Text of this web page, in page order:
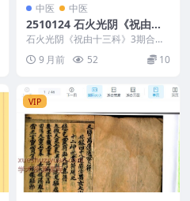
中医 中医
2510124 石火光阴《祝由十
三科》3期合并版PDF电子书
35页Y
石火光阴《祝由十三科》3期合并
版PDF电子书35页Y 2510124 Shih
u... 9 月前 52 10
VIP